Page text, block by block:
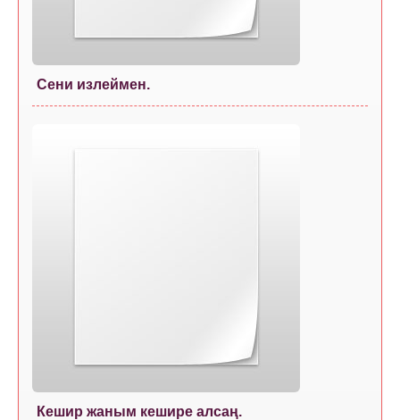
Сени излеймен.
Кешир жаным кешире алсаң.